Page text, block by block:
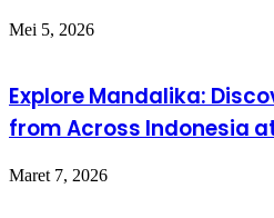
Mei 5, 2026
Explore Mandalika:
from Across Indonesia
Maret 7, 2026